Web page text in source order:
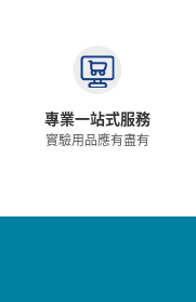
專業一站式服務
實驗用品應有盡有